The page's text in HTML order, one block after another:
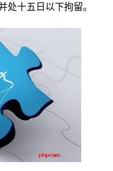
处十五日以下拘留。